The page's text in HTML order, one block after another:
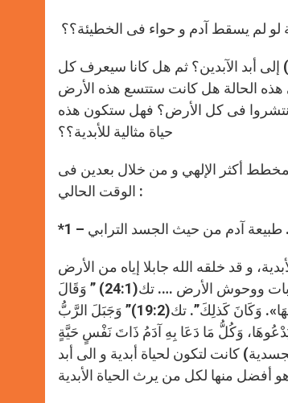
لو لم يسقط آدم و حواء فى الخطيئة؟؟
إلى أبد الآبدين؟ ثم هل كانا سيعرف كل
الحالة هل كانت ستتسع هذه الأرض
فى كل الأرض؟ فهل ستكون هذه
حياة مثالية للأبدية؟؟
أكثر الإلهي و من خلال بعدين فى
الوقت الحالي :
*1 – طبيعة آدم من حيث الجسد الترابي .
و قد خلقه الله جابلا إياه من الأرض
– أي من ذات الطبيعة (الأرض) التى سبق و أن أخرج (خلق) منها جميع البهائم و الدبابات ووحوش الأرض …. تك(24:1) ” وَقَالَ
اللهُ: «لِتُخْرِجِ الأَرْضُ ذَوَاتِ أَنْفُسٍ حَيَّةٍ كَجِنْسِهَا: بَهَائِمَ، وَدَبَّابَاتٍ، وَوُحُوشَ أَرْضٍ كَأَجْنَاسِهَا». وَكَانَ كَذلِكَ”. تك(19:2)” وَجَبَلَ الرَّبُّ
وَكُلُّ مَا دَعَا بِهِ آدَمُ ذَاتَ نَفْسٍ حَيَّةٍ
كانت لتكون لحياة أبدية و الى أبد